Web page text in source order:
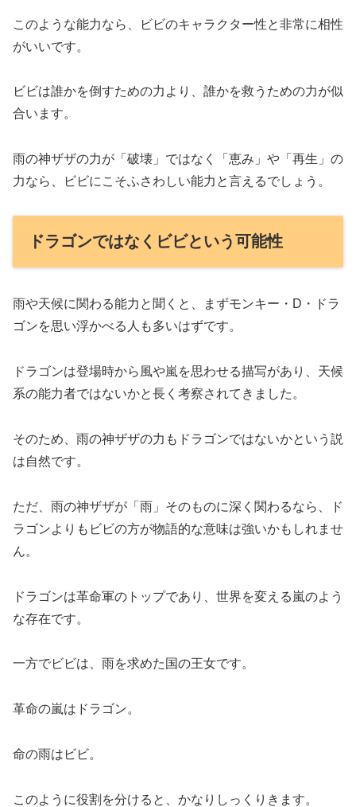
このような能力なら、ビビのキャラクター性と非常に相性
がいいです。
ビビは誰かを倒すための力より、誰かを救うための力が似
合います。
雨の神ザザの力が「破壊」ではなく「恵み」や「再生」の
力なら、ビビにこそふさわしい能力と言えるでしょう。
ドラゴンではなくビビという可能性
雨や天候に関わる能力と聞くと、まずモンキー・D・ドラ
ゴンを思い浮かべる人も多いはずです。
ドラゴンは登場時から風や嵐を思わせる描写があり、天候
系の能力者ではないかと長く考察されてきました。
そのため、雨の神ザザの力もドラゴンではないかという説
は自然です。
ただ、雨の神ザザが「雨」そのものに深く関わるなら、ド
ラゴンよりもビビの方が物語的な意味は強いかもしれませ
ん。
ドラゴンは革命軍のトップであり、世界を変える嵐のよう
な存在です。
一方でビビは、雨を求めた国の王女です。
革命の嵐はドラゴン。
命の雨はビビ。
このように役割を分けると、かなりしっくりきます。